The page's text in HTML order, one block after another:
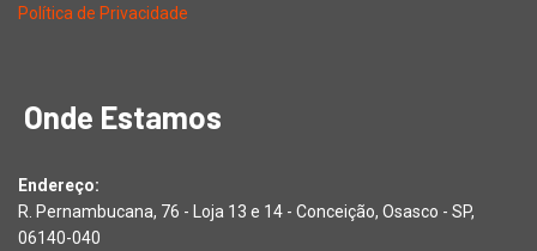
Política de Privacidade
Onde Estamos
Endereço:
R. Pernambucana, 76 - Loja 13 e 14 - Conceição, Osasco - SP,
06140-040